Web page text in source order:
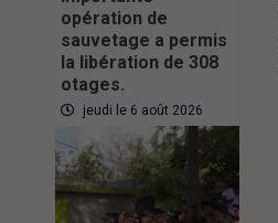
opération de
sauvetage a permis
la libération de 308
otages.
jeudi le 6 août 2026